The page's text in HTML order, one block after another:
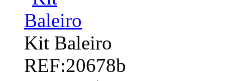
Kit Baleiro
REF:20678b